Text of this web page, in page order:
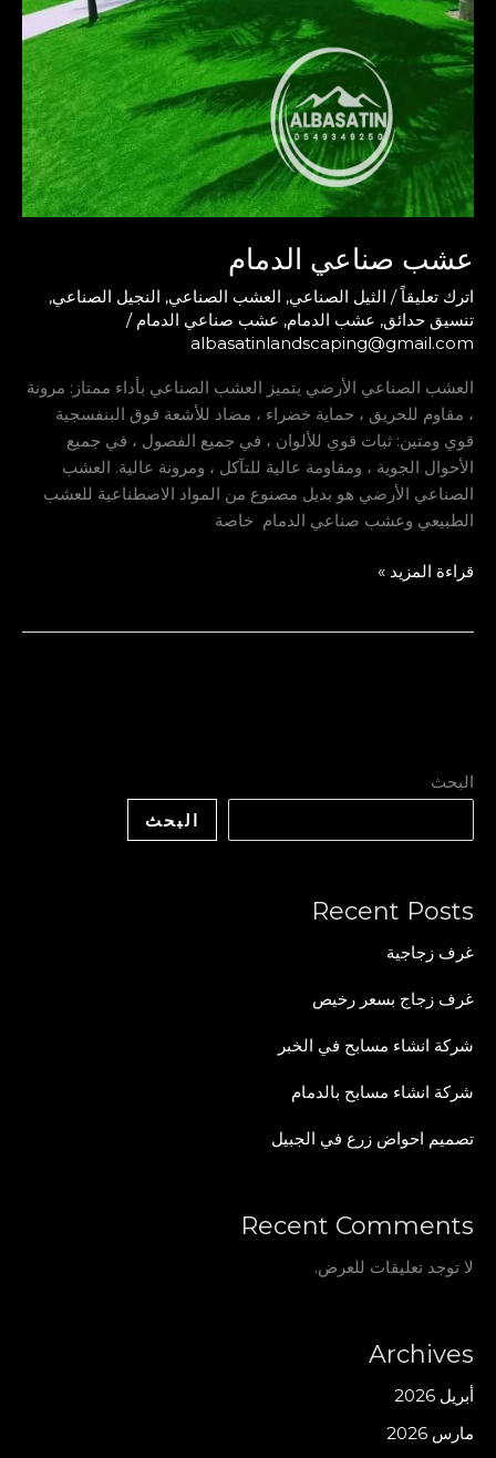
البحث
البحث
Recent Posts
غرف زجاجية
غرف زجاج بسعر رخيص
شركة انشاء مسابح في الخبر
شركة انشاء مسابح بالدمام
تصميم احواض زرع في الجبيل
Recent Comments
لا توجد تعليقات للعرض.
Archives
أبريل 2026
مارس 2026
عشب صناعي الدمام
اترك تعليقاً / الثيل الصناعي, العشب الصناعي, النجيل الصناعي,
تنسيق حدائق, عشب الدمام, عشب صناعي الدمام /
albasatinlandscaping@gmail.com
العشب الصناعي الأرضي يتميز العشب الصناعي بأداء ممتاز: مرونة
، مقاوم للحريق ، حماية خضراء ، مضاد للأشعة فوق البنفسجية
قوي ومتين: ثبات قوي للألوان ، في جميع الفصول ، في جميع
الأحوال الجوية ، ومقاومة عالية للتآكل ، ومرونة عالية. العشب
الصناعي الأرضي هو بديل مصنوع من المواد الاصطناعية للعشب
الطبيعي وعشب صناعي الدمام خاصة
قراءة المزيد »